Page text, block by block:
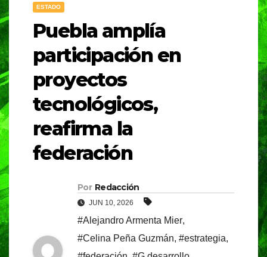
ESTADO
Puebla amplía
participación en
proyectos
tecnológicos,
reafirma la
federación
Por Redacción
JUN 10, 2026
#Alejandro Armenta Mier,
#Celina Peña Guzmán, #estrategia,